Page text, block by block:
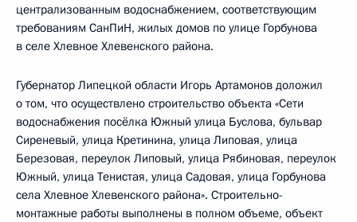
централизованным водоснабжением, соответствующим
требованиям СанПиН, жилых домов по улице Горбунова
в селе Хлевное Хлевенского района.
Губернатор Липецкой области Игорь Артамонов доложил
о том, что осуществлено строительство объекта «Сети
водоснабжения посёлка Южный улица Буслова, бульвар
Сиреневый, улица Кретинина, улица Липовая, улица
Березовая, переулок Липовый, улица Рябиновая, переулок
Южный, улица Тенистая, улица Садовая, улица Горбунова
села Хлевное Хлевенского района». Строительно-
монтажные работы выполнены в полном объеме, объект